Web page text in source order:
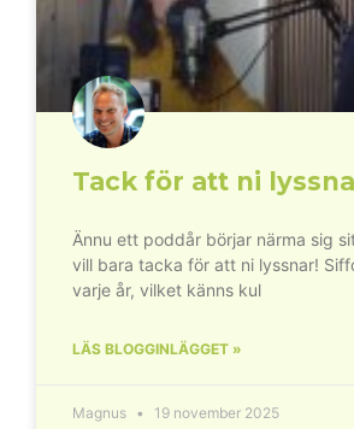
Tack för att ni
Ännu ett poddår börjar närma sig
vill bara tacka för att ni lyssnar!
varje år, vilket känns kul
LÄS BLOGGINLÄGGET »
Magnus 19 november 2025